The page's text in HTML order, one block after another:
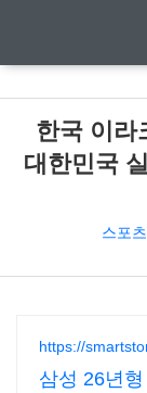
한국 이라
대한민국
스포츠
https://
삼성 26년